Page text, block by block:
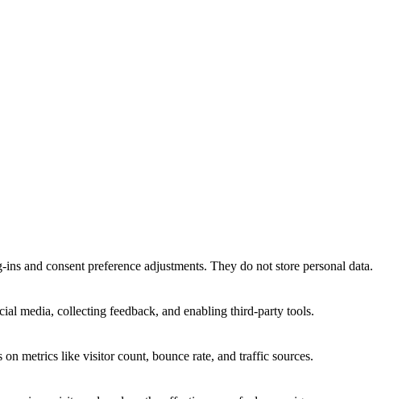
and consent preference adjustments. They do not store personal data.
media, collecting feedback, and enabling third-party tools.
metrics like visitor count, bounce rate, and traffic sources.